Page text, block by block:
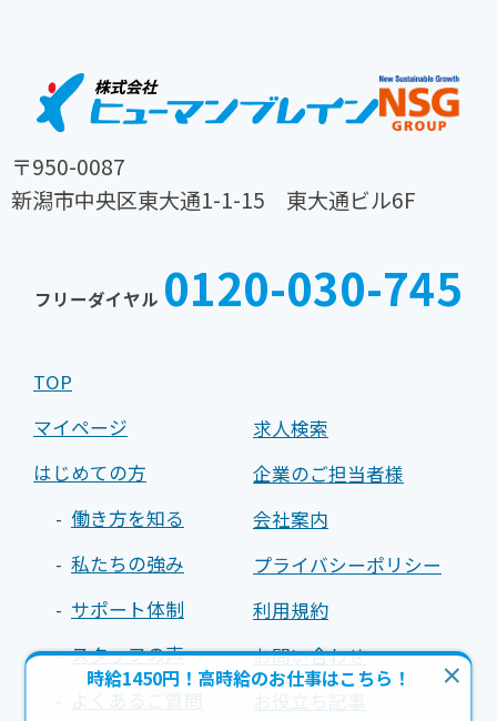
〒950-0087
新潟市中央区東大通1-1-15 東大通ビル6F
242-
242-
フリーダイヤル 0120-030-745
TOP
マイページ
はじめての方
働き方を知る
私たちの強み
サポート体制
スタッフの声
よくあるご質問
求人検索
企業のご担当者様
会社案内
プライバシーポリシー
利用規約
お問い合わせ
お役立ち記事
時給1450円！高時給のお仕事はこちら！